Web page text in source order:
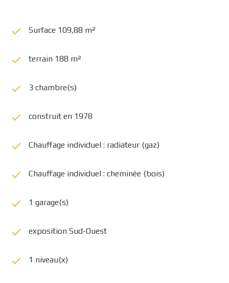
Surface 109,88 m²
terrain 188 m²
3 chambre(s)
construit en 1978
Chauffage individuel : radiateur (gaz)
Chauffage individuel : cheminée (bois)
1 garage(s)
exposition Sud-Ouest
1 niveau(x)